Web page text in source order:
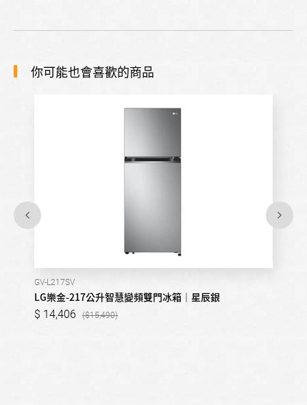
你可能也會喜歡的商品
GV-L217SV
LG樂金-217公升智慧變頻雙門冰箱｜星辰銀
14,406 15,490